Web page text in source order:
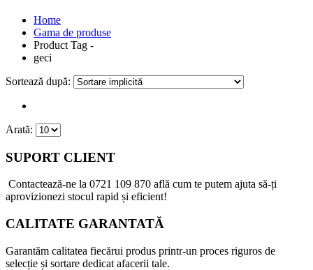
Home
Gama de produse
Product Tag -
geci
Sortează după:
Arată:
SUPORT CLIENT
Contactează-ne la 0721 109 870 află cum te putem ajuta să-ți
aprovizionezi stocul rapid și eficient!
CALITATE GARANTATĂ
Garantăm calitatea fiecărui produs printr-un proces riguros de
selecție și sortare dedicat afacerii tale.